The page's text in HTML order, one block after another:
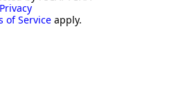
Privacy
of Service apply.